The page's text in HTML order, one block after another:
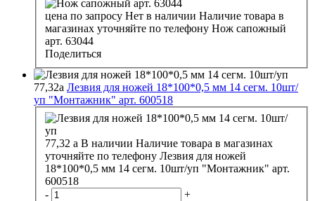
цена по запросу Нет в наличии Наличие товара в
магазинах уточняйте по телефону Нож сапожный
арт. 63044
Поделиться
77,32a Лезвия для ножей 18*100*0,5 мм 14 сегм. 10шт/
уп "Монтажник" арт. 600518
77,32 a В наличии Наличие товара в магазинах
уточняйте по телефону Лезвия для ножей
18*100*0,5 мм 14 сегм. 10шт/уп "Монтажник" арт.
600518
-
+